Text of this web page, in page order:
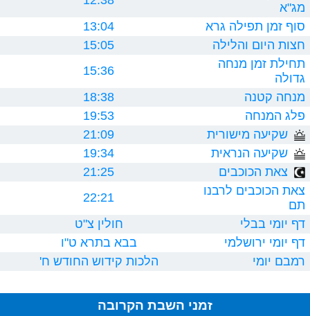
מג"א
סוף זמן תפילה גרא
13:04
חצות היום והלילה
15:05
תחילת זמן מנחה
גדולה
15:36
מנחה קטנה
18:38
פלג המנחה
19:53
שקיעה מישורית
21:09
שקיעה הנראית
19:34
צאת הכוכבים
21:25
צאת הכוכבים לרבנו
תם
22:21
דף יומי בבלי
חולין צ"ט
דף יומי ירושלמי
בבא בתרא ט"ו
רמבם יומי
הלכות קידוש החודש ח'
זמני השבת הקרובה